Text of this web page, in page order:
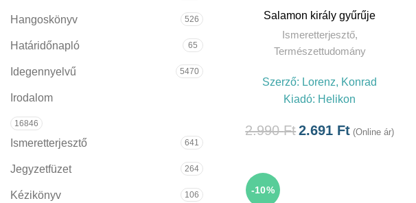
Hangoskönyv 526
Határidőnapló 65
Idegennyelvű 5470
Irodalom
16846
Ismeretterjesztő 641
Jegyzetfüzet 264
Kézikönyv 106
TOVÁBB
Salamon király gyűrűje
Ismeretterjesztő,
Természettudomány
Szerző: Lorenz, Konrad
Kiadó: Helikon
2.990Ft2.691 Ft (Online ár)
-10%